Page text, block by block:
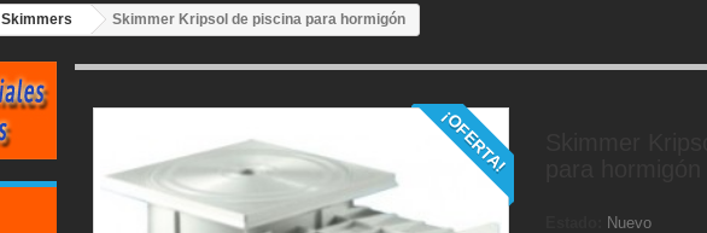
Skimmers Skimmer Kripsol de piscina para hormigón
¡OFERTA!
Nuevo